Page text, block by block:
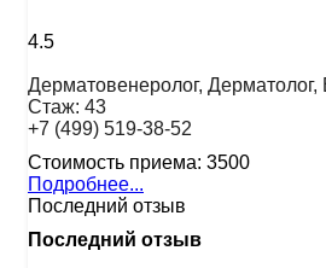
4.5
Дерматовенеролог, Дерматолог,
Стаж: 43
+7 (499) 519-38-52
Стоимость приема: 3500
Подробнее...
Последний отзыв
Последний отзыв